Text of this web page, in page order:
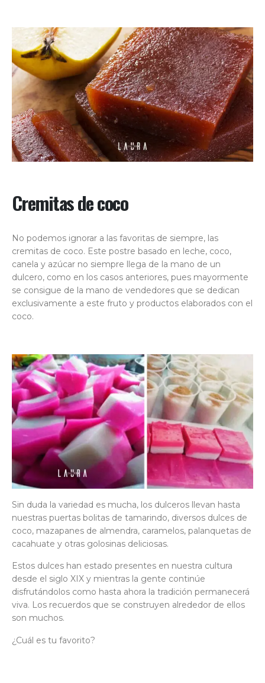
Cremitas de coco
No podemos ignorar a las favoritas de siempre, las
cremitas de coco. Este postre basado en leche, coco,
canela y azúcar no siempre llega de la mano de un
dulcero, como en los casos anteriores, pues mayormente
se consigue de la mano de vendedores que se dedican
exclusivamente a este fruto y productos elaborados con el
coco.
Sin duda la variedad es mucha, los dulceros llevan hasta
nuestras puertas bolitas de tamarindo, diversos dulces de
coco, mazapanes de almendra, caramelos, palanquetas de
cacahuate y otras golosinas deliciosas.
Estos dulces han estado presentes en nuestra cultura
desde el siglo XIX y mientras la gente continúe
disfrutándolos como hasta ahora la tradición permanecerá
viva. Los recuerdos que se construyen alrededor de ellos
son muchos.
¿Cuál es tu favorito?